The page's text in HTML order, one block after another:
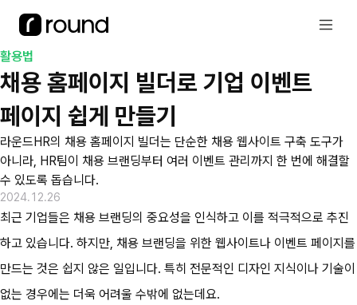
활용법
채용 홈페이지 빌더로 기업 이벤트
페이지 쉽게 만들기
라운드HR의 채용 홈페이지 빌더는 단순한 채용 웹사이트 구축 도구가
아니라, HR팀이 채용 브랜딩부터 여러 이벤트 관리까지 한 번에 해결할
수 있도록 돕습니다.
2024.12.26
최근 기업들은 채용 브랜딩의 중요성을 인식하고 이를 적극적으로 추진
하고 있습니다. 하지만, 채용 브랜딩을 위한 웹사이트나 이벤트 페이지를
만드는 것은 쉽지 않은 일입니다. 특히 전문적인 디자인 지식이나 기술이
없는 경우에는 더욱 어려울 수밖에 없는데요.